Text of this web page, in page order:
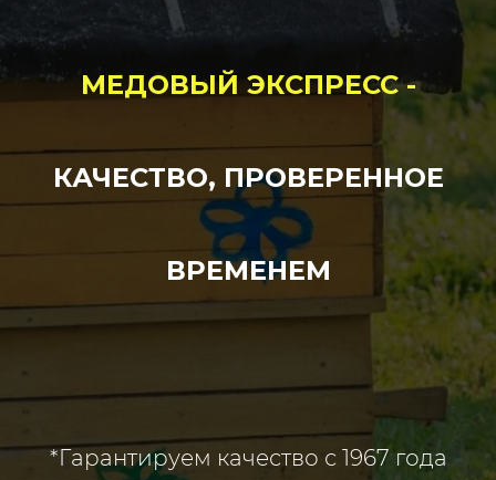
МЕДОВЫЙ ЭКСПРЕСС -
КАЧЕСТВО, ПРОВЕРЕННОЕ
ВРЕМЕНЕМ
*Гарантируем качество с 1967 года